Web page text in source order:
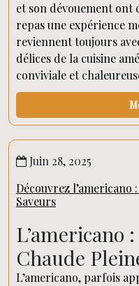
et son dévouement ont
repas une expérience
reviennent toujours
délices de la cuisine
conviviale et
Juin 28, 2025
Découvrez l’americano
Saveurs
L’americano
Chaude
L’americano, parfois